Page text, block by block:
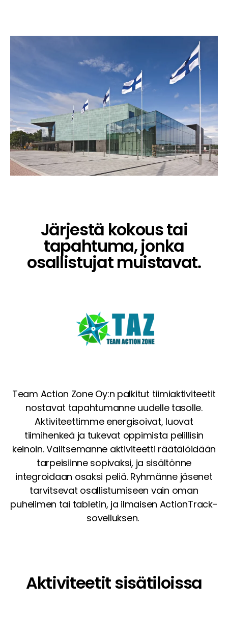
Järjestä kokous tai
tapahtuma, jonka
osallistujat muistavat.
Team Action Zone Oy:n palkitut tiimiaktiviteetit
nostavat tapahtumanne uudelle tasolle.
Aktiviteettimme energisoivat, luovat
tiimihenkeä ja tukevat oppimista pelillisin
keinoin. Valitsemanne aktiviteetti räätälöidään
tarpeisiinne sopivaksi, ja sisältönne
integroidaan osaksi peliä. Ryhmänne jäsenet
tarvitsevat osallistumiseen vain oman
puhelimen tai tabletin, ja ilmaisen ActionTrack-
sovelluksen.
Aktiviteetit sisätiloissa